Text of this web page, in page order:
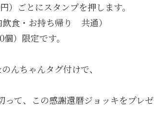
ごとにスタンプを押します。
食・お持ち帰り 共通）
）限定です。
ちゃんタグ付けで、
て、この感謝還暦ジョッキをプレゼ